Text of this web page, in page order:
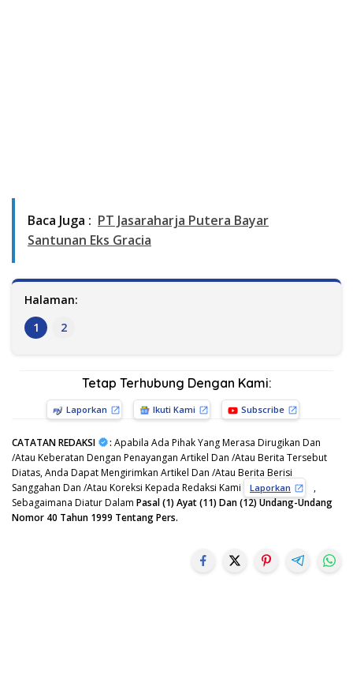
Baca Juga : PT Jasaraharja Putera Bayar
Santunan Eks Gracia
Halaman:
1
2
Tetap Terhubung Dengan Kami:
Laporkan Ikuti Kami Subscribe
CATATAN REDAKSI : Apabila Ada Pihak Yang Merasa Dirugikan Dan
/Atau Keberatan Dengan Penayangan Artikel Dan /Atau Berita Tersebut
Diatas, Anda Dapat Mengirimkan Artikel Dan /Atau Berita Berisi
Sanggahan Dan /Atau Koreksi Kepada Redaksi Kami
Laporkan
,
Sebagaimana Diatur Dalam Pasal (1) Ayat (11) Dan (12) Undang-Undang
Nomor 40 Tahun 1999 Tentang Pers.